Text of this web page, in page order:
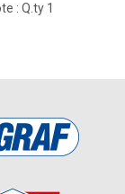
: Q.ty 1